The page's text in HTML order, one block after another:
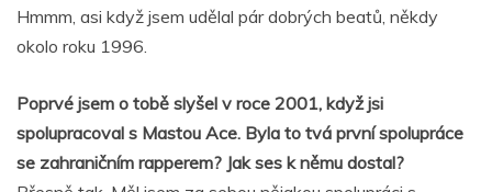
Hmmm, asi když jsem udělal pár dobrých beatů, někdy
okolo roku 1996.
Poprvé jsem o tobě slyšel v roce 2001, když jsi
spolupracoval s Mastou Ace. Byla to tvá první spolupráce
se zahraničním rapperem? Jak ses k němu dostal?